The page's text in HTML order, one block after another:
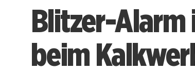
Blitzer-Alarm
beim